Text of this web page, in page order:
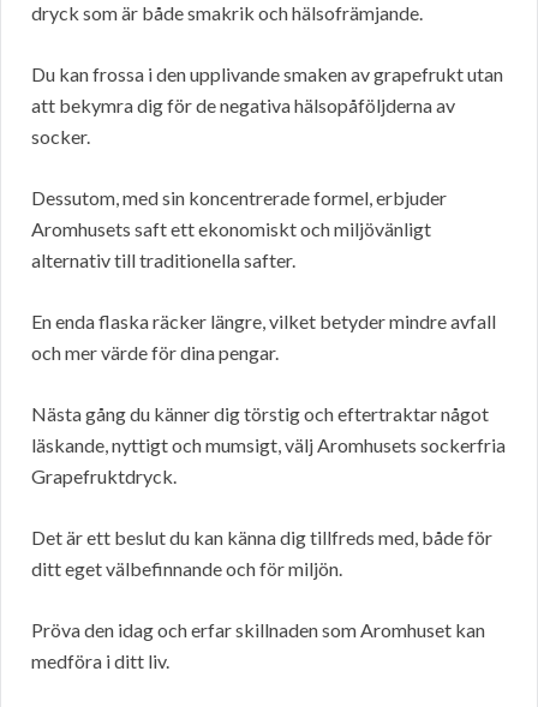
dryck som är både smakrik och hälsofrämjande.
Du kan frossa i den upplivande smaken av grapefrukt utan
att bekymra dig för de negativa hälsopåföljderna av
socker.
Dessutom, med sin koncentrerade formel, erbjuder
Aromhusets saft ett ekonomiskt och miljövänligt
alternativ till traditionella safter.
En enda flaska räcker längre, vilket betyder mindre avfall
och mer värde för dina pengar.
Nästa gång du känner dig törstig och eftertraktar något
läskande, nyttigt och mumsigt, välj Aromhusets sockerfria
Grapefruktdryck.
Det är ett beslut du kan känna dig tillfreds med, både för
ditt eget välbefinnande och för miljön.
Pröva den idag och erfar skillnaden som Aromhuset kan
medföra i ditt liv.